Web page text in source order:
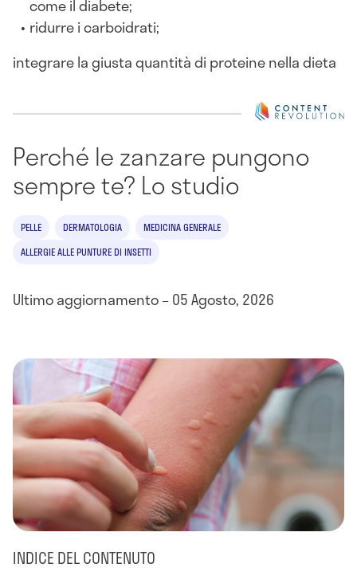
come il diabete;
ridurre i carboidrati;
integrare la giusta quantità di proteine nella dieta
Perché le zanzare pungono
sempre te? Lo studio
PELLE DERMATOLOGIA
MEDICINA GENERALE
ALLERGIE ALLE PUNTURE DI INSETTI
Ultimo aggiornamento – 05 Agosto, 2026
INDICE DEL CONTENUTO